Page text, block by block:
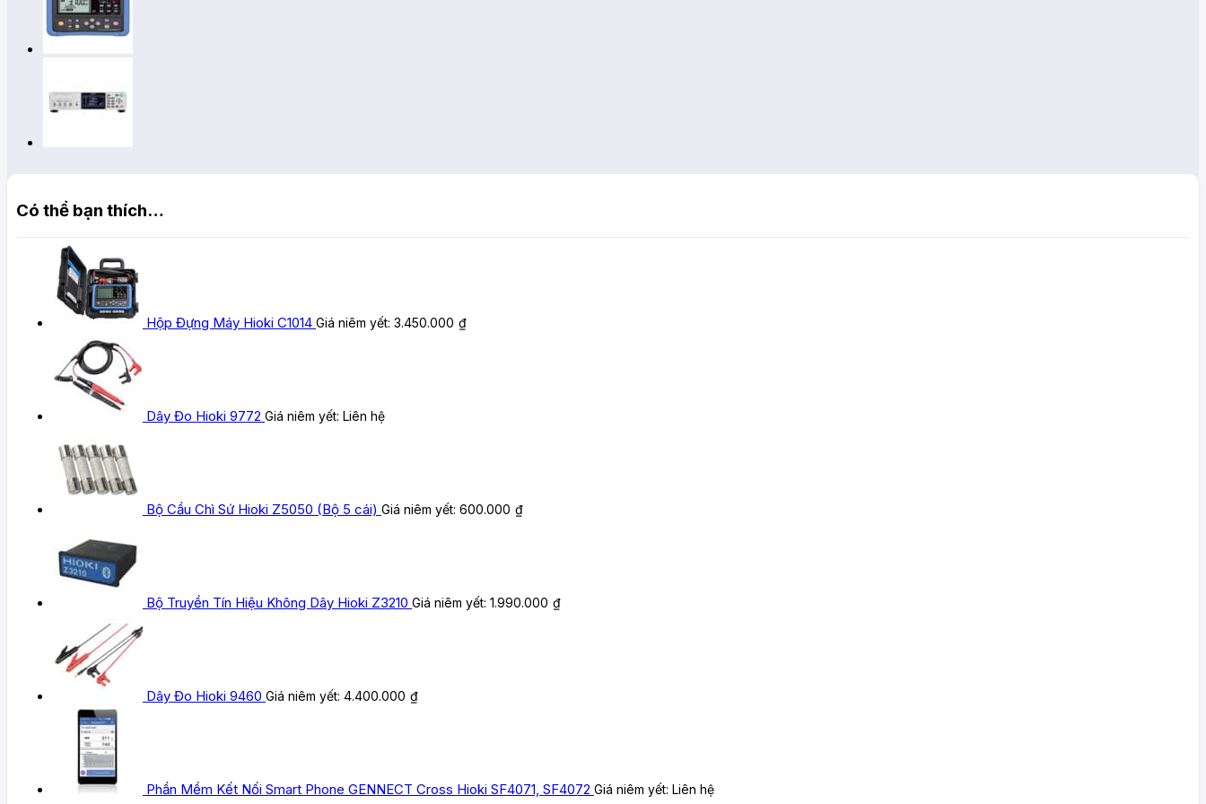
Có thể bạn thích…
Hộp Đựng Máy Hioki C1014 Giá niêm yết: 3.450.000 ₫
Dây Đo Hioki 9772 Giá niêm yết: Liên hệ
Bộ Cầu Chì Sứ Hioki Z5050 (Bộ 5 cái) Giá niêm yết: 600.000 ₫
Bộ Truyền Tín Hiệu Không Dây Hioki Z3210 Giá niêm yết: 1.990.000 ₫
Dây Đo Hioki 9460 Giá niêm yết: 4.400.000 ₫
Phần Mềm Kết Nối Smart Phone GENNECT Cross Hioki SF4071, SF4072 Giá niêm yết: Liên hệ